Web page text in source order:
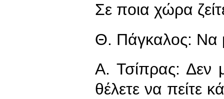
Σε ποια χώρα
Θ. Πάγκαλος: Να
Α. Τσίπρας: Δεν
θέλετε να πείτε